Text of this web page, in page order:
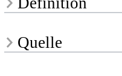
Quelle